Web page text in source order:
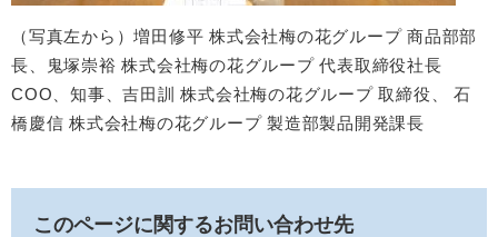
（写真左から）増田修平 株式会社梅の花グループ 商品部部
長、鬼塚崇裕 株式会社梅の花グループ 代表取締役社長
COO、知事、吉田訓 株式会社梅の花グループ 取締役、 石
橋慶信 株式会社梅の花グループ 製造部製品開発課長
このページに関するお問い合わせ先